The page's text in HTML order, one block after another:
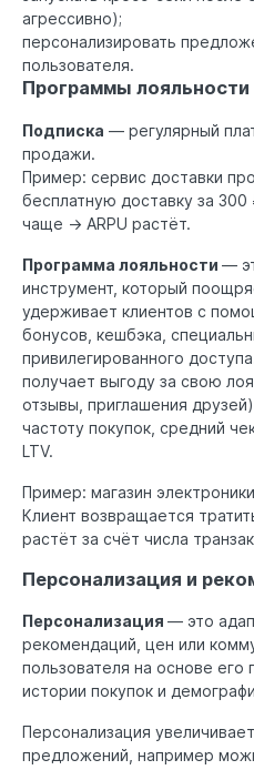
агрессивно);
персонализировать
пользователя.
Программы лояльности
Подписка — регулярный
продажи.
Пример: сервис доставки
бесплатную доставку за
чаще → ARPU растёт.
Программа лояльности —
инструмент, который
удерживает клиентов с
бонусов, кешбэка,
привилегированного
получает выгоду за свою
отзывы, приглашения
частоту покупок, средний
LTV.
Пример: магазин
Клиент возвращается
растёт за счёт числа
Персонализация и
Персонализация — это
рекомендаций, цен или
пользователя на основе его
истории покупок и
Персонализация
предложений, например